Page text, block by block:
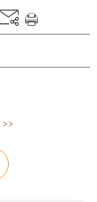
>>